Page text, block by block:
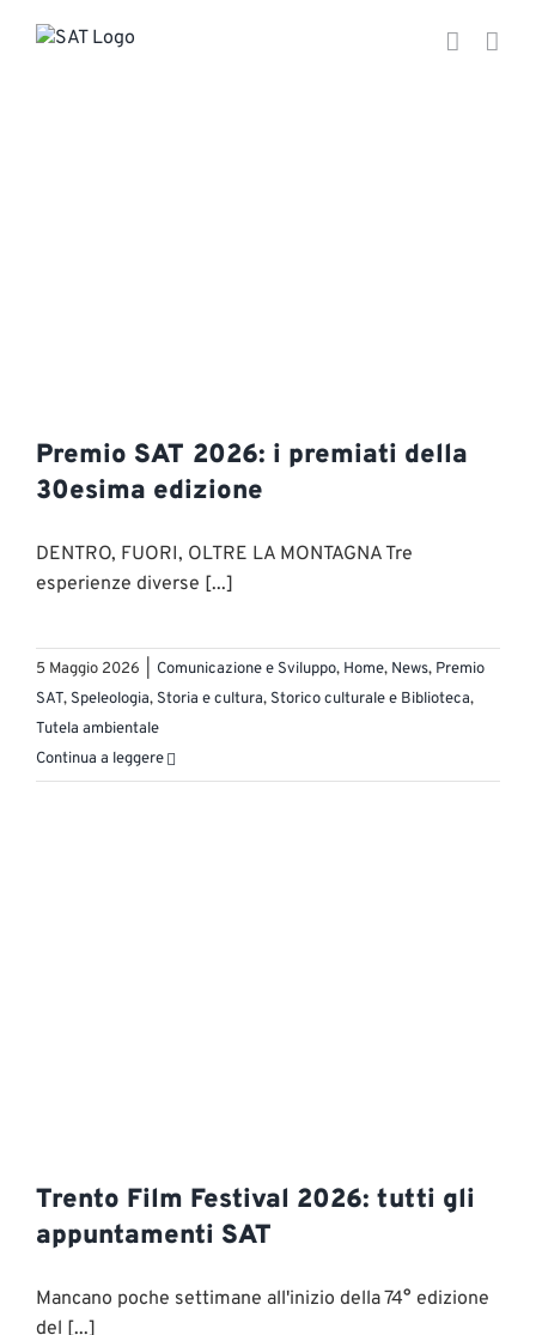
Premio SAT 2026: i premiati della
30esima edizione
DENTRO, FUORI, OLTRE LA MONTAGNA Tre
esperienze diverse [...]
5 Maggio 2026 Comunicazione e Sviluppo, Home, News, Premio
SAT, Speleologia, Storia e cultura, Storico culturale e Biblioteca,
Tutela ambientale
Continua a leggere
Trento Film Festival 2026: tutti gli
appuntamenti SAT
Mancano poche settimane all'inizio della 74° edizione
del [...]